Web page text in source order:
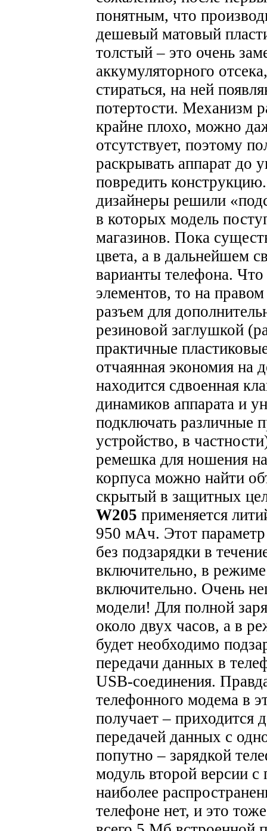
понятным, что
дешевый матовый
толстый – это очень
аккумуляторного
стираться, на ней
потертости. Механизм
крайне плохо, можно
отсутствует, поэтому
раскрывать аппарат до
повредить
дизайнеры решили
в которых модель
магазинов. Пока
цвета, а в дальнейшем
варианты телефона. Что
элементов, то на
разъем для
резиновой заглушкой
практичные
отчаянная экономия на
находится сдвоенная
динамиков аппарата и
подключать различные
устройство, в
ремешка для ношения
корпуса можно найти
скрытый в защитных
W205 применяется
950 мАч. Этот параметр
без подзарядки в
включительно, в
включительно. Очень
модели! Для полной
около двух часов, а в
будет необходимо
передачи данных в
USB-соединения.
телефонного модема в
получает – приходится
передачей данных с
попутно – зарядкой
модуль второй версии
наиболее
телефоне нет, и это